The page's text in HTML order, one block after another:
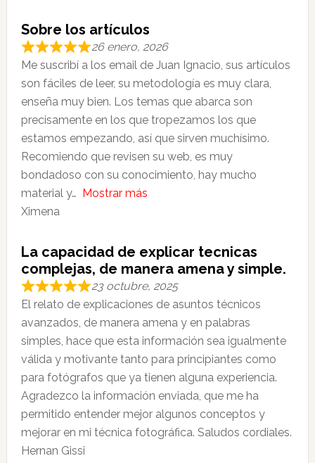
Sobre los artículos
26 enero, 2026
Me suscribí a los email de Juan Ignacio, sus artículos
son fáciles de leer, su metodología es muy clara,
enseña muy bien. Los temas que abarca son
precisamente en los que tropezamos los que
estamos empezando, así que sirven muchísimo.
Recomiendo que revisen su web, es muy
bondadoso con su conocimiento, hay mucho
material y
Mostrar más
Ximena
La capacidad de explicar tecnicas
complejas, de manera amena y simple.
23 octubre, 2025
El relato de explicaciones de asuntos técnicos
avanzados, de manera amena y en palabras
simples, hace que esta información sea igualmente
válida y motivante tanto para principiantes como
para fotógrafos que ya tienen alguna experiencia.
Agradezco la información enviada, que me ha
permitido entender mejor algunos conceptos y
mejorar en mi técnica fotográfica. Saludos cordiales.
Hernan Gissi